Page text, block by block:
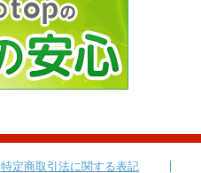
特定商取引法に関する表記